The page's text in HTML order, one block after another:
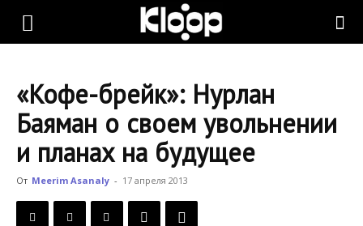
KLOOP.KG
Новости
«Кофе-брейк»: Нурлан
Баяман о своем увольнении
и планах на будущее
От Meerim Asanaly - 17 апреля 2013